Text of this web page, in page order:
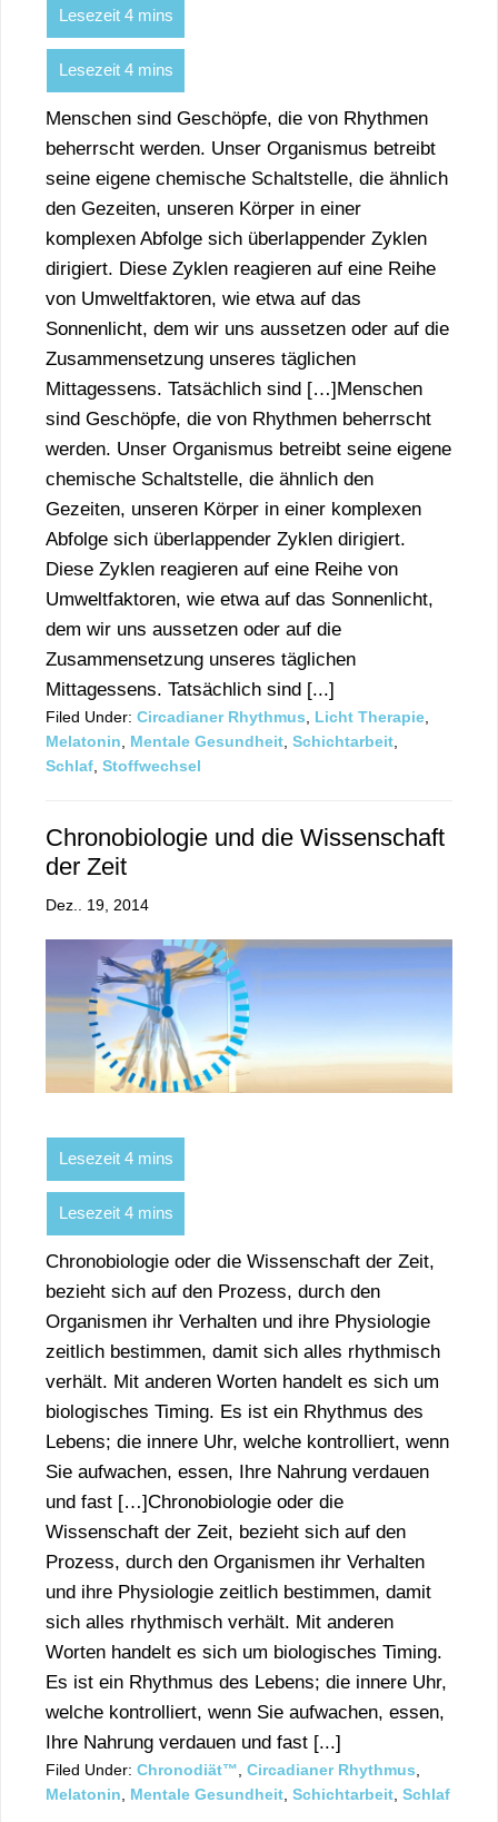
Menschen sind Geschöpfe, die von Rhythmen
beherrscht werden. Unser Organismus betreibt
seine eigene chemische Schaltstelle, die ähnlich
den Gezeiten, unseren Körper in einer
komplexen Abfolge sich überlappender Zyklen
dirigiert. Diese Zyklen reagieren auf eine Reihe
von Umweltfaktoren, wie etwa auf das
Sonnenlicht, dem wir uns aussetzen oder auf die
Zusammensetzung unseres täglichen
Mittagessens. Tatsächlich sind […]Menschen
sind Geschöpfe, die von Rhythmen beherrscht
werden. Unser Organismus betreibt seine eigene
chemische Schaltstelle, die ähnlich den
Gezeiten, unseren Körper in einer komplexen
Abfolge sich überlappender Zyklen dirigiert.
Diese Zyklen reagieren auf eine Reihe von
Umweltfaktoren, wie etwa auf das Sonnenlicht,
dem wir uns aussetzen oder auf die
Zusammensetzung unseres täglichen
Mittagessens. Tatsächlich sind [...]
Filed Under: Circadianer Rhythmus Licht Therapie
Melatonin
Mentale Gesundheit Schichtarbeit
Schlaf Stoffwechsel
Chronobiologie und die Wissenschaft
der Zeit
Dez.. 19, 2014
Chronobiologie oder die Wissenschaft der Zeit,
bezieht sich auf den Prozess, durch den
Organismen ihr Verhalten und ihre Physiologie
zeitlich bestimmen, damit sich alles rhythmisch
verhält. Mit anderen Worten handelt es sich um
biologisches Timing. Es ist ein Rhythmus des
Lebens; die innere Uhr, welche kontrolliert, wenn
Sie aufwachen, essen, Ihre Nahrung verdauen
und fast […]Chronobiologie oder die
Wissenschaft der Zeit, bezieht sich auf den
Prozess, durch den Organismen ihr Verhalten
und ihre Physiologie zeitlich bestimmen, damit
sich alles rhythmisch verhält. Mit anderen
Worten handelt es sich um biologisches Timing.
Es ist ein Rhythmus des Lebens; die innere Uhr,
welche kontrolliert, wenn Sie aufwachen, essen,
Ihre Nahrung verdauen und fast [...]
Filed Under: Chronodiät™ Circadianer Rhythmus
Melatonin
Mentale Gesundheit Schichtarbeit Schlaf